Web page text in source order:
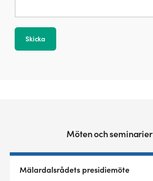
Möten och seminarier
Mälardalsrådets presidiemöte